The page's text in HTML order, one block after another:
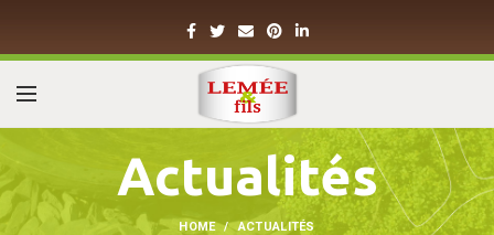
Actualités
HOME ACTUALITÉS